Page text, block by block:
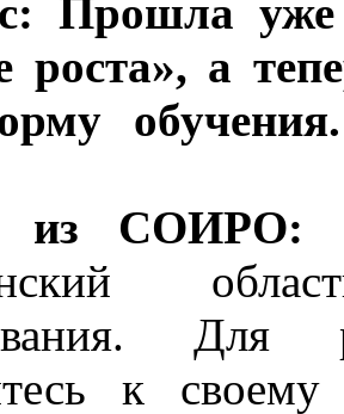
Прошла
роста», а
из СОИРО:
Для
к